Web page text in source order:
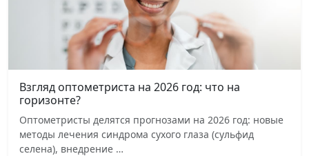
Взгляд оптометриста на 2026 год: что на
горизонте?
Оптометристы делятся прогнозами на 2026 год: новые
методы лечения синдрома сухого глаза (сульфид
селена), внедрение …